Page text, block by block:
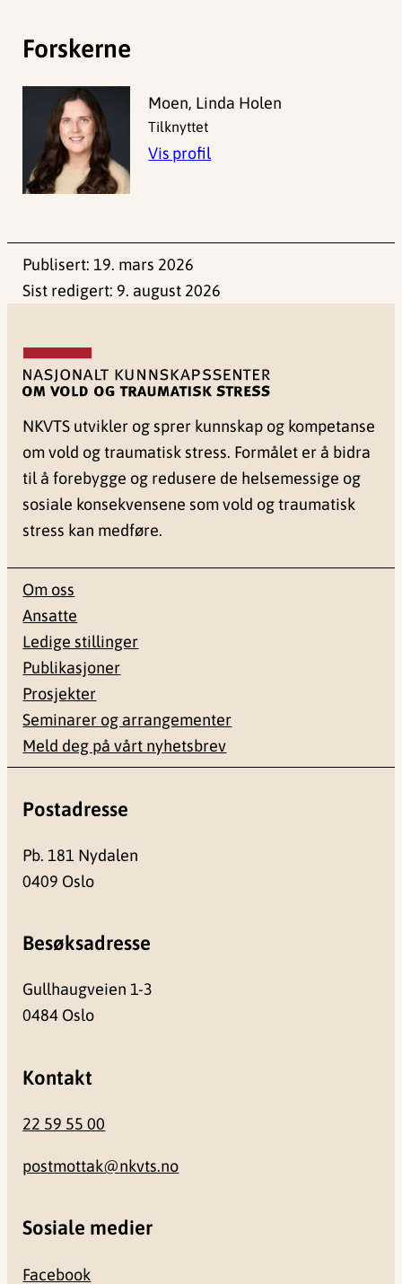
Forskerne
Moen, Linda Holen
Tilknyttet
Vis profil
Publisert: 19. mars 2026
Sist redigert: 9. august 2026
NKVTS utvikler og sprer kunnskap og kompetanse
om vold og traumatisk stress. Formålet er å bidra
til å forebygge og redusere de helsemessige og
sosiale konsekvensene som vold og traumatisk
stress kan medføre.
Om oss
Ansatte
Ledige stillinger
Publikasjoner
Prosjekter
Seminarer og arrangementer
Meld deg på vårt nyhetsbrev
Postadresse
Pb. 181 Nydalen
0409 Oslo
Besøksadresse
Gullhaugveien 1-3
0484 Oslo
Kontakt
22 59 55 00
postmottak@nkvts.no
Sosiale medier
Facebook